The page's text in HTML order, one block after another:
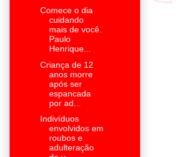
Comece o dia
cuidando
mais de você.
Paulo
Henrique...
Criança de 12
anos morre
após ser
espancada
por ad...
Indivíduos
envolvidos em
roubos e
adulteração